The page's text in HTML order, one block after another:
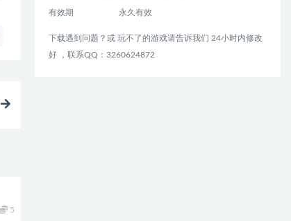
5
有效期 永久有效
下载遇到问题？或 玩不了的游戏请告诉我们 24小时内修改
好 ，联系QQ：3260624872